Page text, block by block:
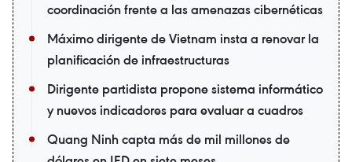
coordinación frente a las amenazas cibernéticas
Máximo dirigente de Vietnam insta a renovar la
planificación de infraestructuras
Dirigente partidista propone sistema informático
y nuevos indicadores para evaluar a cuadros
Quang Ninh capta más de mil millones de